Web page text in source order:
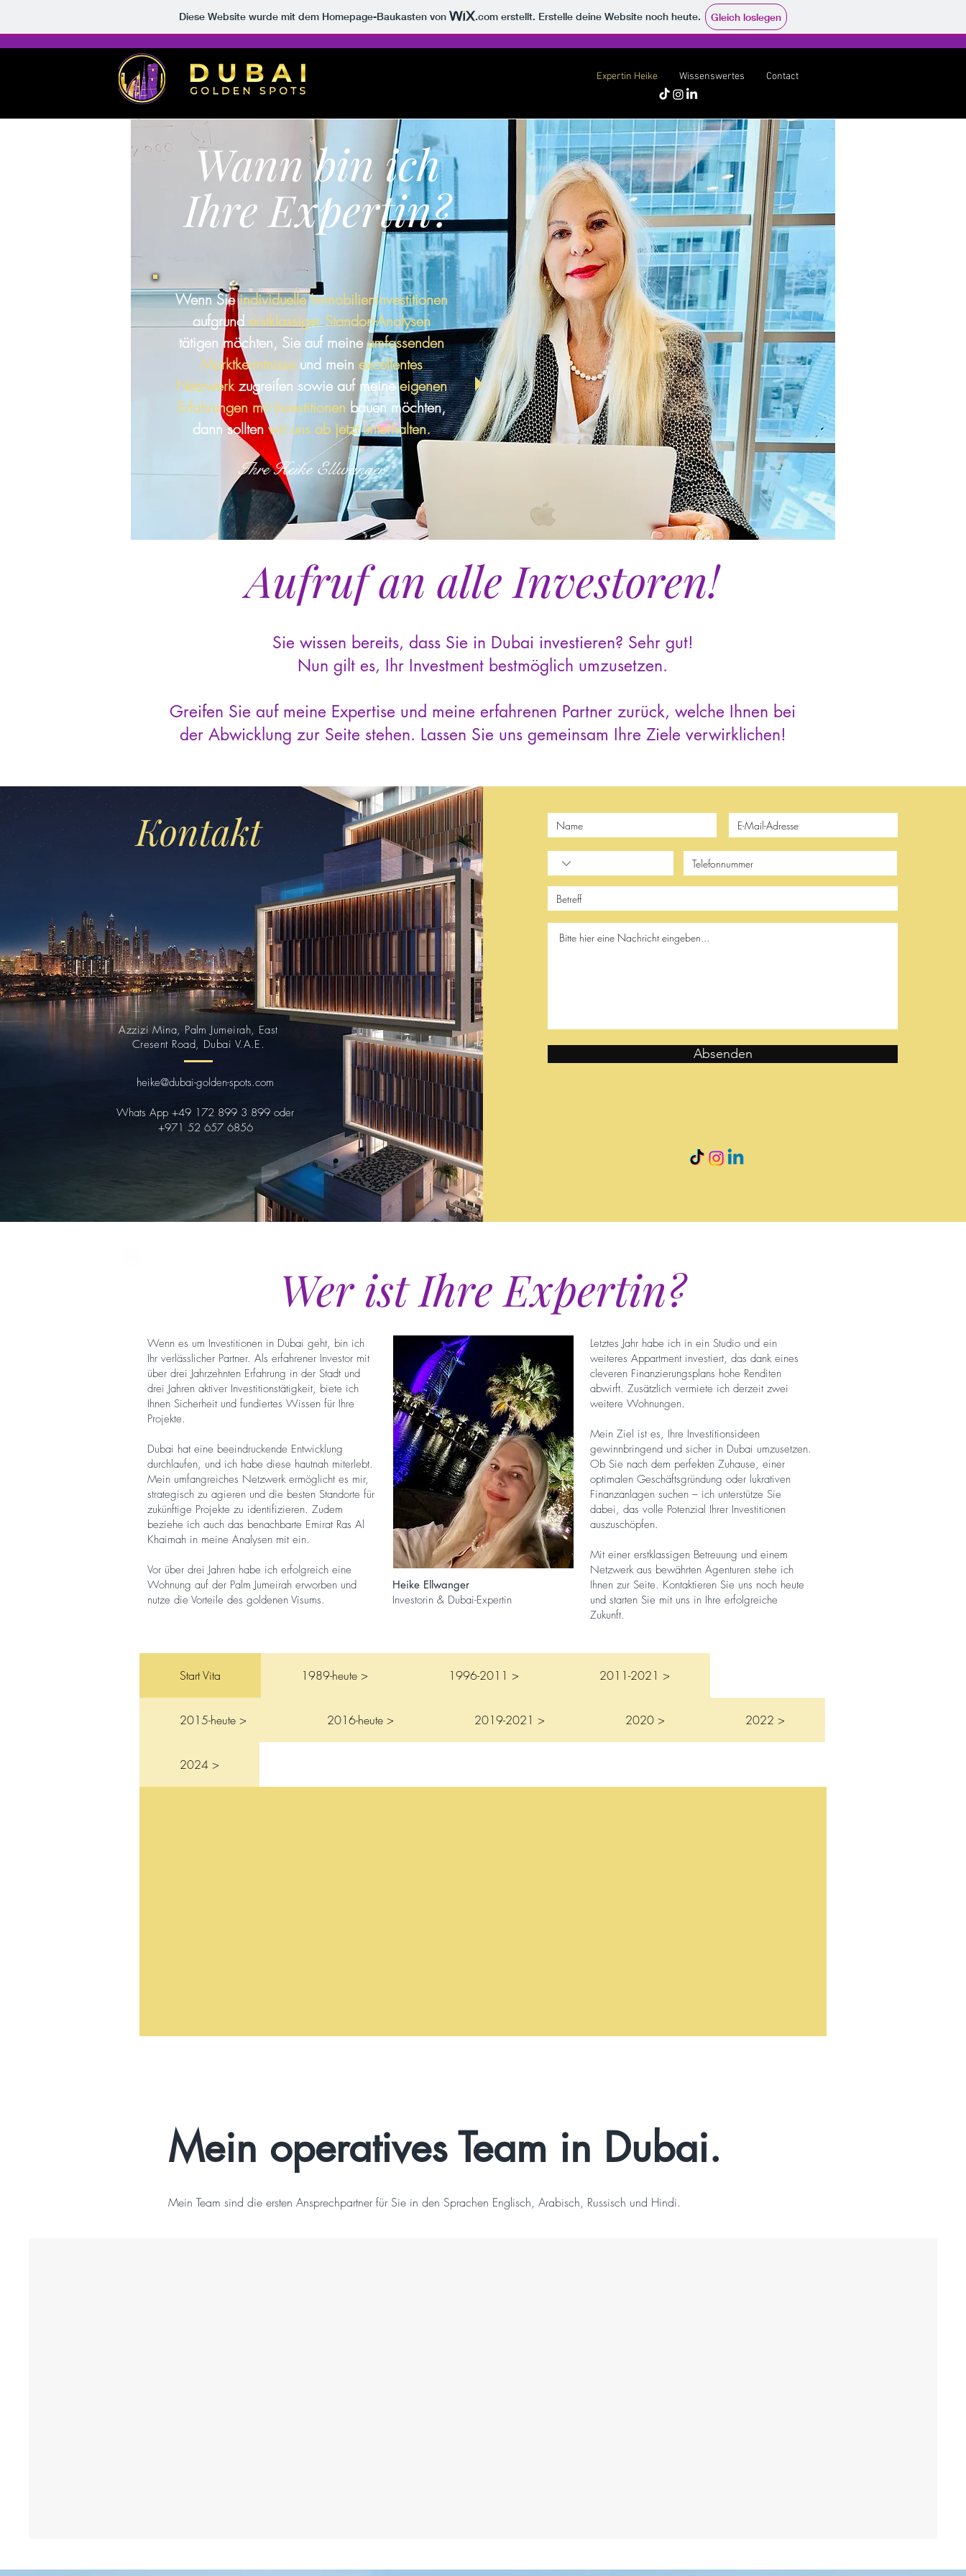
Diese Website wurde mit dem Homepage-Baukasten von .com erstellt. Erstelle deine Website noch heute. Gleich loslegen
Expertin Heike Wissenswertes Contact
Wann bin ich
Ihre Expertin?
Wenn Sieindividuelle Immobilieninvestitionen
aufgrund erstklassiger Standort-Analysen
tätigen möchten, Sie auf meineumfassenden
Marktkenntnisse und mein excellentes
Netzwerkzugreifen sowie auf meineeigenen
Erfahrungen mit Investitionen bauen möchten,
dann solltenwir uns ab jetzt unterhalten.
Ihre Heike Ellwanger
Aufruf an alle Investoren!
Sie wissen bereits, dass Sie in Dubai investieren? Sehr gut!
Nun gilt es, Ihr Investment bestmöglich umzusetzen.
Greifen Sie auf meine Expertise und meine erfahrenen Partner zurück, welche Ihnen bei
der Abwicklung zur Seite stehen. Lassen Sie uns gemeinsam Ihre Ziele verwirklichen!
Kontakt
Azzizi Mina, Palm Jumeirah, East
Cresent Road, Dubai V.A.E.
heike@dubai-golden-spots.com
Whats App +49 172 899 3 899 oder
+971 52 657 6856
Absenden
Wer ist Ihre Expertin?
Wenn es um Investitionen in Dubai geht, bin ich
Ihr verlässlicher Partner. Als erfahrener Investor mit
über drei Jahrzehnten Erfahrung in der Stadt und
drei Jahren aktiver Investitionstätigkeit, biete ich
Ihnen Sicherheit und fundiertes Wissen für Ihre
Projekte.
Dubai hat eine beeindruckende Entwicklung
durchlaufen, und ich habe diese hautnah miterlebt.
Mein umfangreiches Netzwerk ermöglicht es mir,
strategisch zu agieren und die besten Standorte für
zukünftige Projekte zu identifizieren. Zudem
beziehe ich auch das benachbarte Emirat Ras Al
Khaimah in meine Analysen mit ein.
Vor über drei Jahren habe ich erfolgreich eine
Wohnung auf der Palm Jumeirah erworben und
nutze die Vorteile des goldenen Visums.
Heike Ellwanger
Investorin & Dubai-Expertin
Letztes Jahr habe ich in ein Studio und ein
weiteres Appartment investiert, das dank eines
cleveren Finanzierungsplans hohe Renditen
abwirft. Zusätzlich vermiete ich derzeit zwei
weitere Wohnungen.
Mein Ziel ist es, Ihre Investitionsideen
gewinnbringend und sicher in Dubai umzusetzen.
Ob Sie nach dem perfekten Zuhause, einer
optimalen Geschäftsgründung oder lukrativen
Finanzanlagen suchen – ich unterstütze Sie
dabei, das volle Potenzial Ihrer Investitionen
auszuschöpfen.
Mit einer erstklassigen Betreuung und einem
Netzwerk aus bewährten Agenturen stehe ich
Ihnen zur Seite. Kontaktieren Sie uns noch heute
und starten Sie mit uns in Ihre erfolgreiche
Zukunft.
Start Vita 1989-heute > 1996-2011 > 2011-2021 >
2015-heute > 2016-heute > 2019-2021 > 2020 > 2022 >
2024 >
Mein operatives Team in Dubai.
Mein Team sind die ersten Ansprechpartner für Sie in den Sprachen Englisch, Arabisch, Russisch und Hindi.